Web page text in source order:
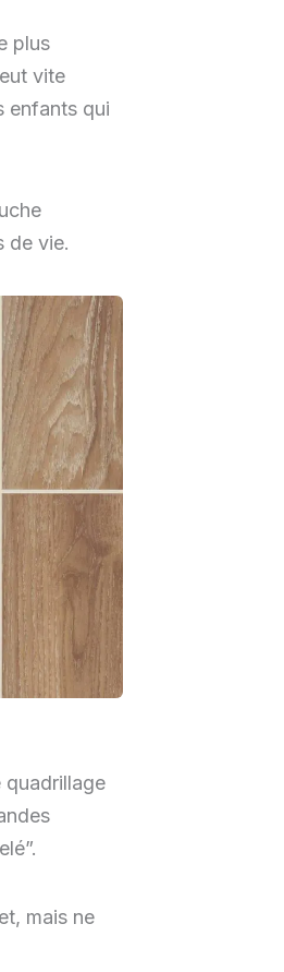
plus
vite
enfants qui
de vie.
quadrillage
mais ne